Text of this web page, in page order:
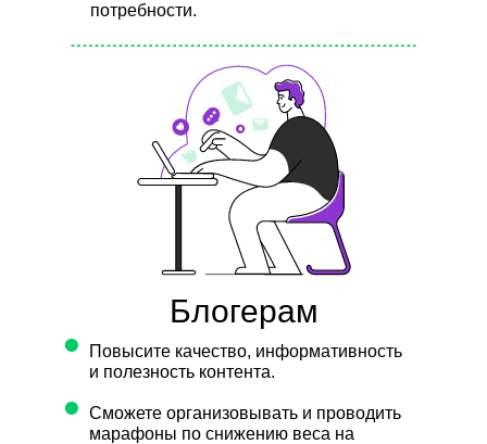
•
•
потребности.
Блогерам
Повысите качество, информативность
и полезность контента.
Сможете организовывать и проводить
марафоны по снижению веса на